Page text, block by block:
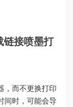
链接喷墨打
，而不更换打印
间时，可能会导